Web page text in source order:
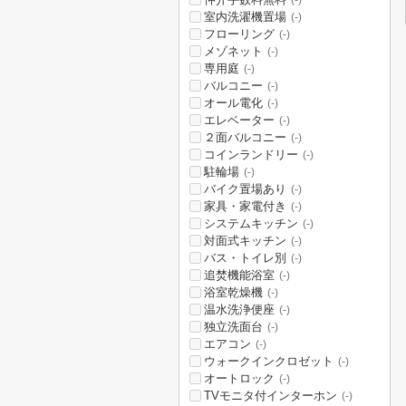
室内洗濯機置場 (-)
フローリング (-)
メゾネット (-)
専用庭 (-)
バルコニー (-)
オール電化 (-)
エレベーター (-)
２面バルコニー (-)
コインランドリー (-)
駐輪場 (-)
バイク置場あり (-)
家具・家電付き (-)
システムキッチン (-)
対面式キッチン (-)
バス・トイレ別 (-)
追焚機能浴室 (-)
浴室乾燥機 (-)
温水洗浄便座 (-)
独立洗面台 (-)
エアコン (-)
ウォークインクロゼット (-)
オートロック (-)
TVモニタ付インターホン (-)